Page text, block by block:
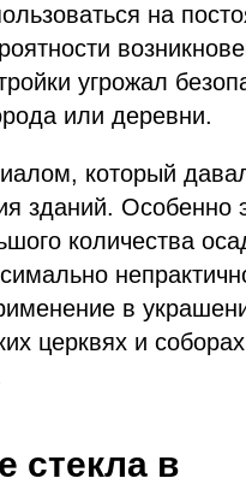
на
угрожал
или деревни.
который
зданий. Особенно
количества
в
церквях и
стекла в